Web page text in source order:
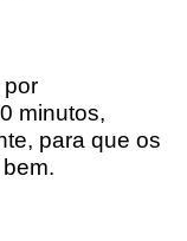
minutos,
para que os